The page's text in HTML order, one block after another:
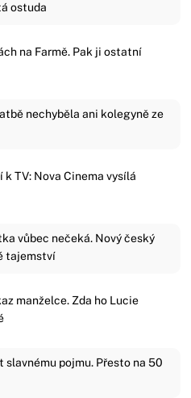
ostuda
na Farmě. Pak ji ostatní
nechyběla ani kolegyně ze
TV: Nova Cinema vysílá
vůbec nečeká. Nový český
tajemství
manželce. Zda ho Lucie
pojmu. Přesto na 50